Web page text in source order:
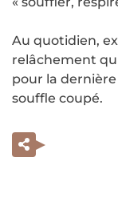
Au quotidien,
relâchement
pour la
souffle coupé.